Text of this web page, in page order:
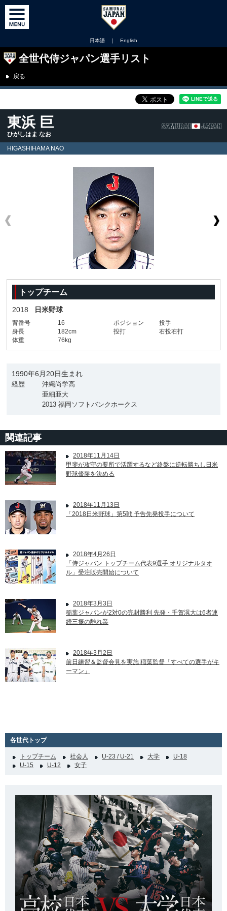
日本語 ｜ English
全世代侍ジャパン選手リスト
戻る
東浜 巨
ひがしはま なお
HIGASHIHAMA NAO
トップチーム
2018 日米野球
背番号 16 ポジション
投手
身長
182cm 投打
右投右打
体重
76kg
1990年6月20日生まれ
経歴
沖縄尚学高
亜細亜大
2013 福岡ソフトバンクホークス
関連記事
2018年11月14日
甲斐が攻守の要所で活躍するなど終盤に逆転勝ちし日米
野球優勝を決める
2018年11月13日
「2018日米野球」第5戦 予告先発投手について
2018年4月26日
「侍ジャパン トップチーム代表9選手 オリジナルタオ
ル」受注販売開始について
2018年3月3日
稲葉ジャパンが2対0の完封勝利 先発・千賀滉大は6者連
続三振の離れ業
2018年3月2日
前日練習＆監督会見を実施 稲葉監督「すべての選手がキ
ーマン」
各世代トップ
トップチーム 社会人 U-23 / U-21 大学
U-18
U-15
U-12 女子